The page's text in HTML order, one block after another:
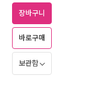
장바구니
바로구매
보관함